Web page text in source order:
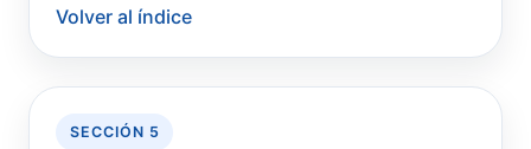
Volver al índice
SECCIÓN 5